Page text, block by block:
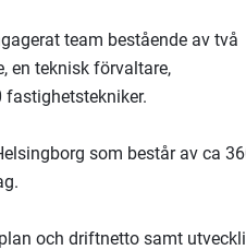
team bestående av två
en teknisk förvaltare,
fastighetstekniker.
som består av ca
och driftnetto samt